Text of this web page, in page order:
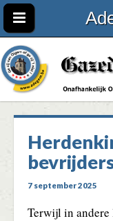
7 september 2025
Terwijl in